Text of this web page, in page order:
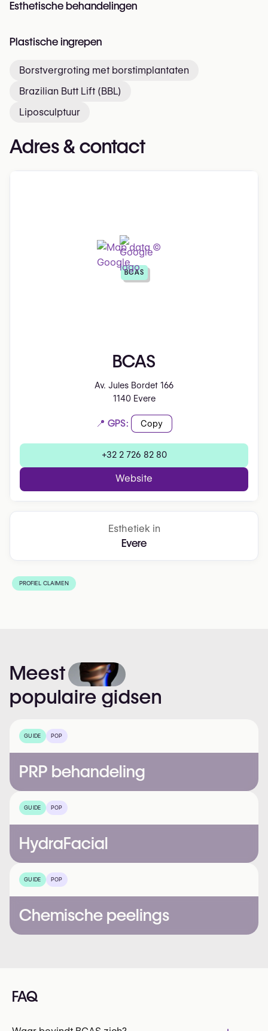
Esthetische behandelingen
Plastische ingrepen
Borstvergroting met borstimplantaten
Brazilian Butt Lift (BBL)
Liposculptuur
Adres & contact
BCAS
Av. Jules Bordet 166
1140 Evere
📍 GPS: Copy
+32 2 726 82 80
Website
BCAS
Esthetiek in
Evere
PROFIEL CLAIMEN
Meest
populaire gidsen
GUIDE POP
PRP behandeling
GUIDE POP
HydraFacial
GUIDE POP
Chemische peelings
FAQ